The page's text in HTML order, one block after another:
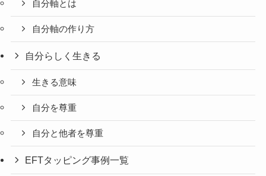
自分軸とは
自分軸の作り方
自分らしく生きる
生きる意味
自分を尊重
自分と他者を尊重
EFTタッピング事例一覧